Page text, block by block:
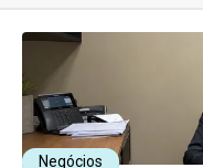
Negócios